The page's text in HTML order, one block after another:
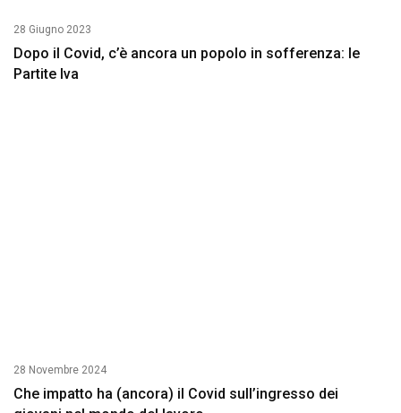
28 Giugno 2023
Dopo il Covid, c’è ancora un popolo in sofferenza: le
Partite Iva
28 Novembre 2024
Che impatto ha (ancora) il Covid sull’ingresso dei